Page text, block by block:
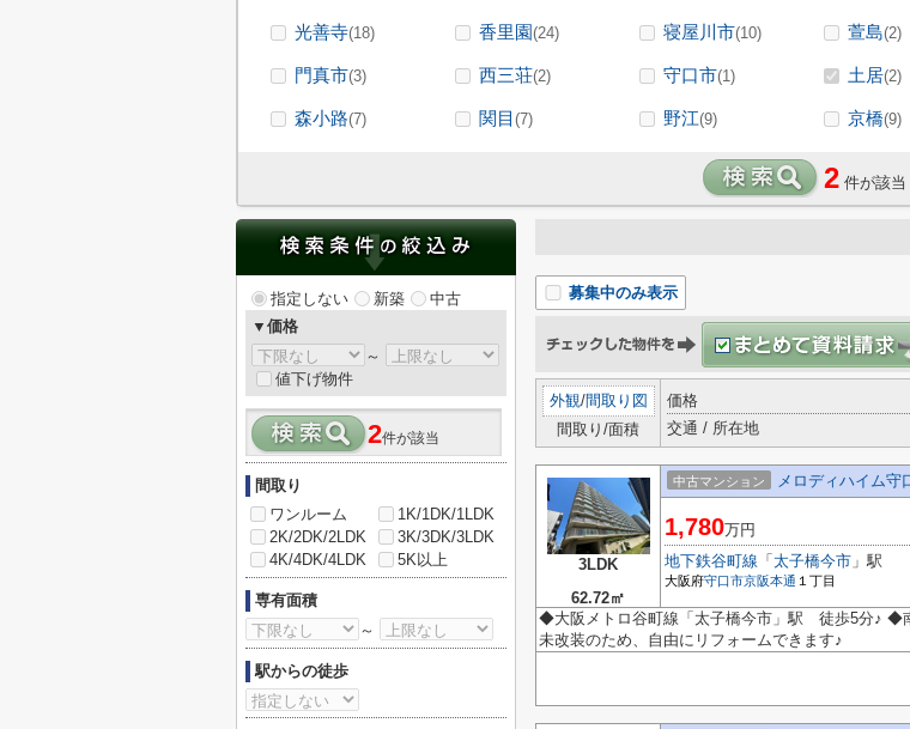
光善寺(18) 香里園(24) 寝屋川市(10) 萱島(2)
門真市(3) 西三荘(2) 守口市(1) 土居(2)
森小路(7) 関目 (7) 野江(9) 京橋(9)
2 件が該当
募集中のみ表示
外観/間取り図
間取り/面積
価格
交通 / 所在地
3LDK
62.72㎡
中古マンション メロディハイム守
1,780万円
地下鉄谷町線 「 太子橋今市 」駅
大阪府守口市京阪本通 １丁目
◆大阪メトロ谷町線「太子橋今市」駅 徒歩5分♪ ◆
未改装のため、自由にリフォームできます♪
指定しない 新築
中古
▼価格
～
値下げ物件
2件が該当
間取り
ワンルーム
1K/1DK/1LDK
2K/2DK/2LDK
3K/3DK/3LDK
4K/4DK/4LDK
5K以上
専有面積
～
駅からの徒歩